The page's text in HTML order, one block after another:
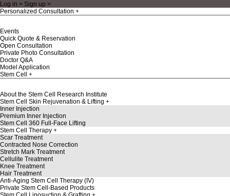
Log in > Sign up >
Personalized Consultation
Events
Quick Quote & Reservation
Open Consultation
Private Photo Consultation
Doctor Q&A
Model Application
Stem Cell
About the Stem Cell Research Institute
Stem Cell Skin Rejuvenation & Lifting
Inner Injection
Premium Inner Injection
Stem Cell 360 Full-Face Lifting
Stem Cell Therapy
Scar Treatment
Contracted Nose Correction
Stretch Mark Treatment
Cellulite Treatment
Knee Treatment
Hair Treatment
Anti-Aging Stem Cell Therapy (IV)
Private Stem Cell-Based Products